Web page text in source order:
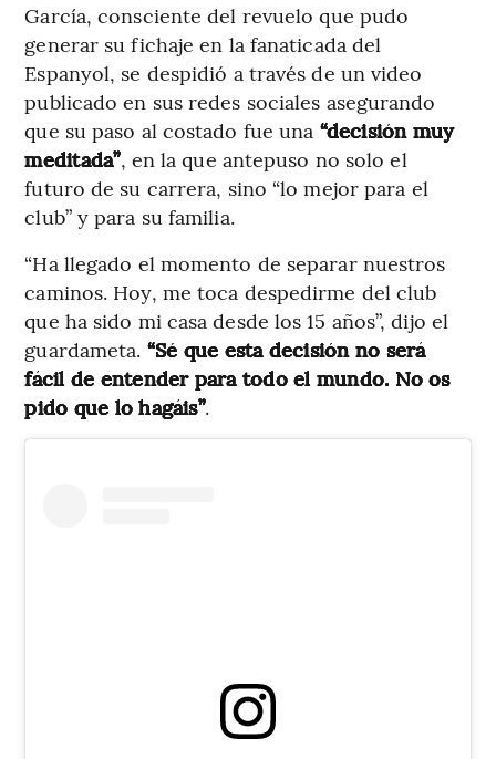
García, consciente del revuelo que pudo
generar su fichaje en la fanaticada del
Espanyol, se despidió a través de un video
publicado en sus redes sociales asegurando
que su paso al costado fue una “decisión muy
meditada”, en la que antepuso no solo el
futuro de su carrera, sino “lo mejor para el
club” y para su familia.
“Ha llegado el momento de separar nuestros
caminos. Hoy, me toca despedirme del club
que ha sido mi casa desde los 15 años”, dijo el
guardameta. “Sé que esta decisión no será
fácil de entender para todo el mundo. No os
pido que lo hagáis”.